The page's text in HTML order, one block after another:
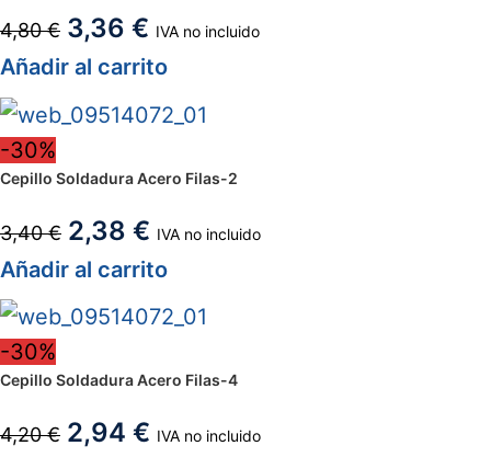
4,80€ 3,36 € IVA no incluido
Añadir al carrito
-30%
Cepillo Soldadura Acero Filas-2
3,40€ 2,38 € IVA no incluido
Añadir al carrito
-30%
Cepillo Soldadura Acero Filas-4
4,20€ 2,94 € IVA no incluido